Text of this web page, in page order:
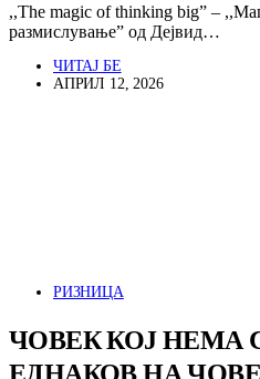
,,The magic of thinking big” –
размислување” од Дejвид…
ЧИТАЈ БЕ
АПРИЛ 12, 2026
РИЗНИЦА
ЧОВЕК КОЈ НЕМА
ЕДНАКОВ НА